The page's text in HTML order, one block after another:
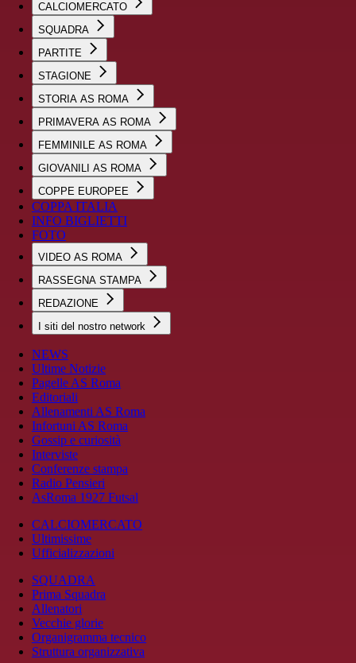
CALCIOMERCATO
SQUADRA
PARTITE
STAGIONE
STORIA AS ROMA
PRIMAVERA AS ROMA
FEMMINILE AS ROMA
GIOVANILI AS ROMA
COPPE EUROPEE
COPPA ITALIA
INFO BIGLIETTI
FOTO
VIDEO AS ROMA
RASSEGNA STAMPA
REDAZIONE
I siti del nostro network
NEWS
Ultime Notizie
Pagelle AS Roma
Editoriali
Allenamenti AS Roma
Infortuni AS Roma
Gossip e curiosità
Interviste
Conferenze stampa
Radio Pensieri
AsRoma 1927 Futsal
CALCIOMERCATO
Ultimissime
Ufficializzazioni
SQUADRA
Prima Squadra
Allenatori
Vecchie glorie
Organigramma tecnico
Struttura organizzativa